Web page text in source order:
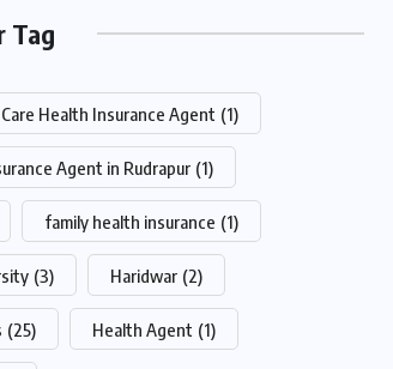
Tag
Care Health Insurance Agent (1)
Agent in Rudrapur (1)
family health insurance (1)
(3) Haridwar (2)
(25) Health Agent (1)